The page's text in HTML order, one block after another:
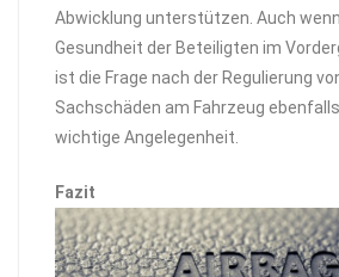
Abwicklung unterstützen. Auch
Gesundheit der Beteiligten im
ist die Frage nach der Regulierung
Sachschäden am Fahrzeug
wichtige Angelegenheit.
Fazit